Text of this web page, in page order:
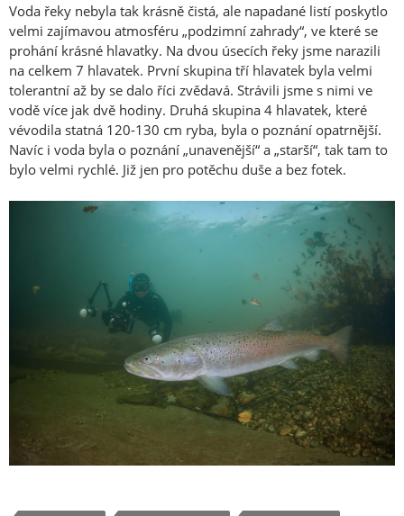
Voda řeky nebyla tak krásně čistá, ale napadané listí poskytlo
velmi zajímavou atmosféru „podzimní zahrady“, ve které se
prohání krásné hlavatky. Na dvou úsecích řeky jsme narazili
na celkem 7 hlavatek. První skupina tří hlavatek byla velmi
tolerantní až by se dalo říci zvědavá. Strávili jsme s nimi ve
vodě více jak dvě hodiny. Druhá skupina 4 hlavatek, které
vévodila statná 120-130 cm ryba, byla o poznání opatrnější.
Navíc i voda byla o poznání „unavenější“ a „starší“, tak tam to
bylo velmi rychlé. Již jen pro potěchu duše a bez fotek.